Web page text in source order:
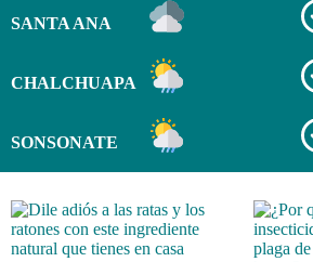
SANTA ANA
CHALCHUAPA
SONSONATE